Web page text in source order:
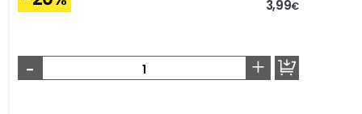
3,99€
- +